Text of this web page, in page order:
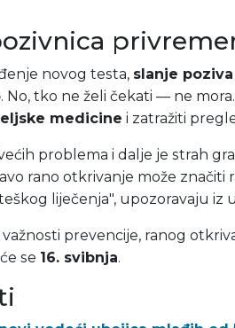
novog testa, slanje
. No, tko ne želi čekati — ne
medicine i zatražiti
problema i dalje je strah
rano otkrivanje može značiti
liječenja", upozoravaju iz
prevencije, ranog
se 16. svibnja.